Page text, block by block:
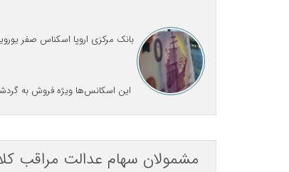
بانک مرکزی اروپا اسکناس صفر
این اسکانس‌ها ویژه فروش به
مشمولان سهام عدالت مراقب